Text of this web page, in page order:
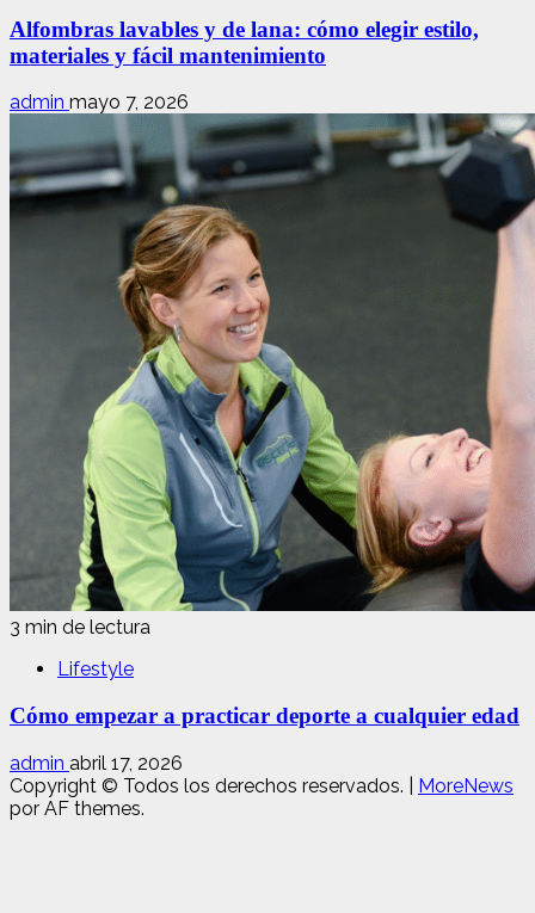
Alfombras lavables y de lana: cómo elegir estilo,
materiales y fácil mantenimiento
admin mayo 7, 2026
3 min de lectura
Lifestyle
Cómo empezar a practicar deporte a cualquier edad
admin abril 17, 2026
Copyright © Todos los derechos reservados.
MoreNews
por AF themes.